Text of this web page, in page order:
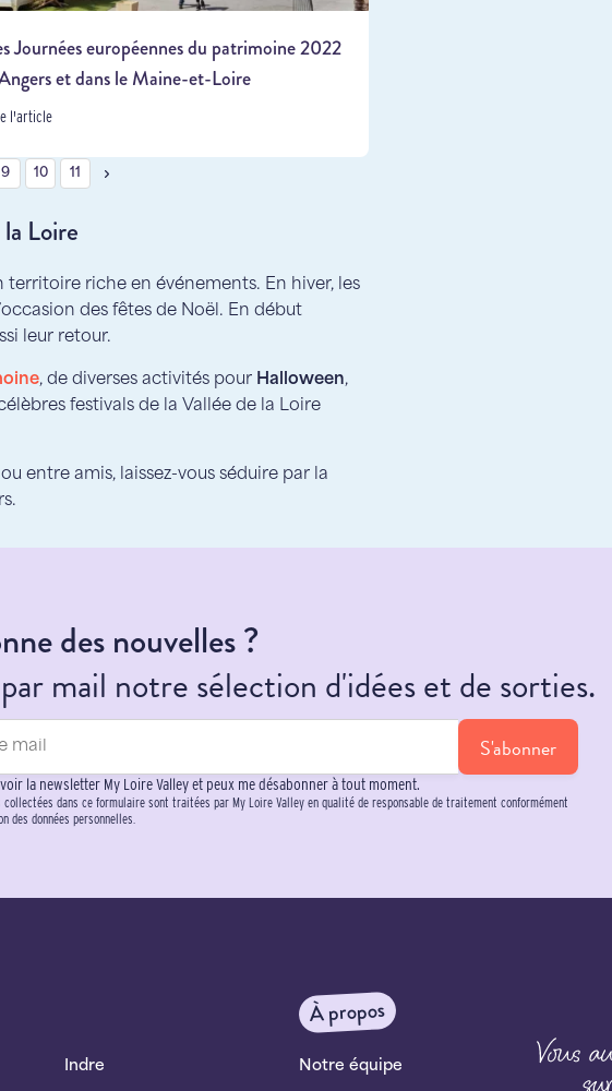
Journées européennes du patrimoine 2022
et dans le Maine-et-Loire
l'article
9 10 11
Loire
territoire riche en événements. En hiver, les
des fêtes de Noël. En début
leur retour.
, de diverses activités pour Halloween,
festivals de la Vallée de la Loire
entre amis, laissez-vous séduire par la
des nouvelles ?
mail notre sélection d'idées et de sorties.
S'abonner
la newsletter My Loire Valley et peux me désabonner à tout moment.
collectées dans ce formulaire sont traitées par My Loire Valley en qualité de responsable de traitement conformément
des données personnelles.
Indre
À propos
Notre équipe